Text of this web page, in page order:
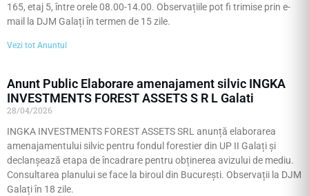
165, etaj 5, între orele 08.00-14.00. Observațiile pot fi trimise prin e-
mail la DJM Galați în termen de 15 zile.
Vezi tot Anuntul
Anunt Public Elaborare amenajament silvic INGKA
INVESTMENTS FOREST ASSETS S R L Galati
28/04/2026
INGKA INVESTMENTS FOREST ASSETS SRL anunță elaborarea
amenajamentului silvic pentru fondul forestier din UP II Galați și
declanșează etapa de încadrare pentru obținerea avizului de mediu.
Consultarea planului se face la biroul din București. Observații la DJM
Galați în 18 zile.